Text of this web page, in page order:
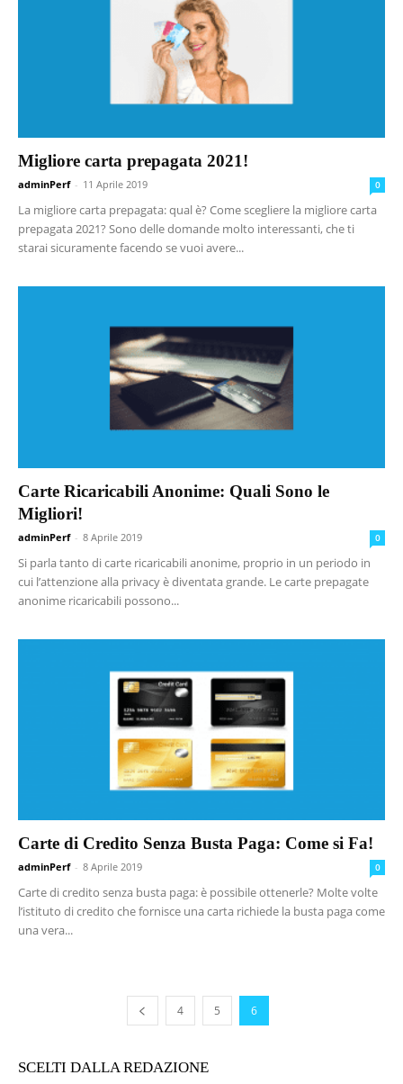
Migliore carta prepagata 2021!
adminPerf - 11 Aprile 2019 0
La migliore carta prepagata: qual è? Come scegliere la migliore carta
prepagata 2021? Sono delle domande molto interessanti, che ti
starai sicuramente facendo se vuoi avere...
Carte Ricaricabili Anonime: Quali Sono le
Migliori!
adminPerf - 8 Aprile 2019 0
Si parla tanto di carte ricaricabili anonime, proprio in un periodo in
cui l’attenzione alla privacy è diventata grande. Le carte prepagate
anonime ricaricabili possono...
Carte di Credito Senza Busta Paga: Come si Fa!
adminPerf - 8 Aprile 2019 0
Carte di credito senza busta paga: è possibile ottenerle? Molte volte
l’istituto di credito che fornisce una carta richiede la busta paga come
una vera...
4 5 6
SCELTI DALLA REDAZIONE